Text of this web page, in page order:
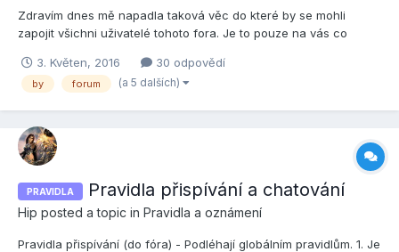
Zdravím dnes mě napadla taková věc do které by se mohli
zapojit všichni uživatelé tohoto fora. Je to pouze na vás co
moderátoru váši odpověd smažu" Prosím trošku inteligentní
jednání zde..Děkuji. Takže jdem nato... Nováčkové Jak...
3. Květen, 2016 30 odpovědí
by forum (a 5 dalších)
PRAVIDLA Pravidla přispívání a chatování
Hip posted a topic in Pravidla a oznámení
Pravidla přispívání (do fóra) - Podléhají globálním pravidlům. 1. Je